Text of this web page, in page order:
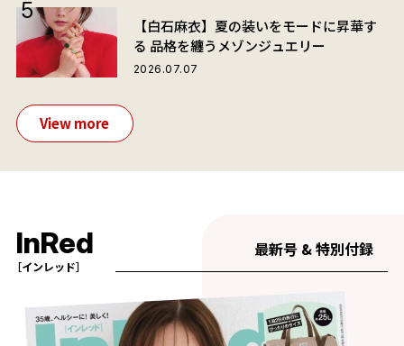
【白石麻衣】夏の装いをモードに昇華す
る 品格を纏うメゾンジュエリー
2026.07.07
View more
InRed
［インレッド］
最新号 & 特別付録